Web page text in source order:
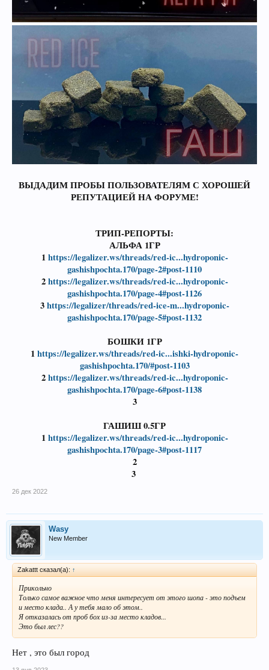
ВЫДАДИМ ПРОБЫ ПОЛЬЗОВАТЕЛЯМ С ХОРОШЕЙ
РЕПУТАЦИЕЙ НА ФОРУМЕ!
ТРИП-РЕПОРТЫ:
АЛЬФА 1ГР
1https://legalizer.ws/threads/red-ic...hydroponic-
gashishpochta.170/page-2#post-1110
2https://legalizer.ws/threads/red-ic...hydroponic-
gashishpochta.170/page-4#post-1126
3https://legalizer/threads/red-ice-m...hydroponic-
gashishpochta.170/page-5#post-1132
БОШКИ 1ГР
1https://legalizer.ws/threads/red-ic...ishki-hydroponic-
gashishpochta.170/#post-1103
2https://legalizer.ws/threads/red-ic...hydroponic-
gashishpochta.170/page-6#post-1138
3
ГАШИШ 0.5ГР
1https://legalizer.ws/threads/red-ic...hydroponic-
gashishpochta.170/page-3#post-1117
2
3
26 дек 2022
Wasy
New Member
Zakattt сказал(а): ↑
Прикольно
Только самое важное что меня интересует от этого шопа - это подъем
и место клада.. А у тебя мало об этом..
Я отказалась от проб бох из-за место кладов...
Это был лес??
Нет , это был город